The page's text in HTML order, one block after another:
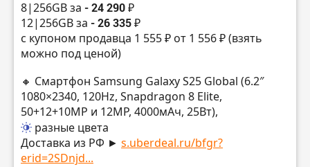
8|256GB за - 24 290 ₽
12|256GB за - 26 335 ₽
с купоном продавца 1 555 ₽ от 1 556 ₽ (взять
можно под ценой)
🔸 Смартфон Samsung Galaxy S25 Global (6.2″
1080×2340, 120Hz, Snapdragon 8 Elite,
50+12+10MP и 12MP, 4000мАч, 25Вт),
разные цвета
Доставка из РФ ► s.uberdeal.ru/bfgr?
erid=2SDnjd...